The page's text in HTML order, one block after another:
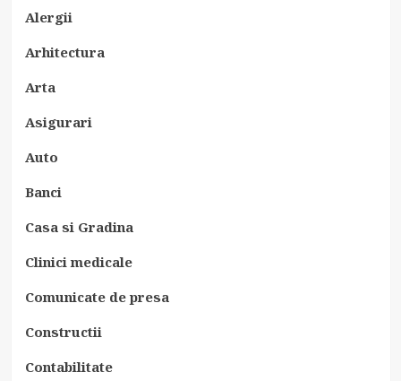
Alergii
Arhitectura
Arta
Asigurari
Auto
Banci
Casa si Gradina
Clinici medicale
Comunicate de presa
Constructii
Contabilitate